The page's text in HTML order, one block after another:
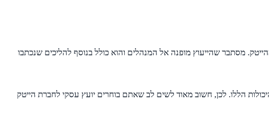
מסתבר שהייעוץ מופנה אל המנהלים והוא כולל בנוסף להליכים שנכתבו
הללו. לכן, חשוב מאוד לשים לב שאתם בוחרים יועץ עסקי לחברת הייטק